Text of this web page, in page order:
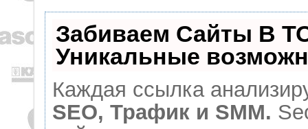
Забиваем Сайты В
Уникальные
Каждая ссылка
SEO, Трафик и SMM.